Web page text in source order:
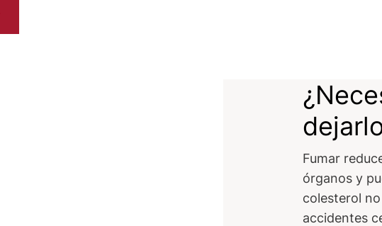
Fumar
órganos y
colesterol
accidentes